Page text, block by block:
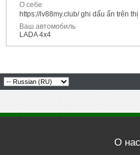
О себе
https://lv88my.club/ ghi dấu ấn trên
Ваш автомобиль
LADA 4x4
О нас